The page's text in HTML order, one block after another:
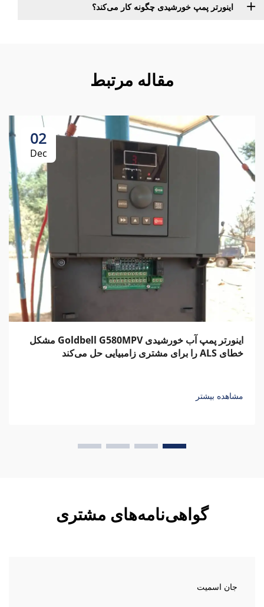
اینورتر پمپ خورشیدی چگونه کار می‌کند؟
مقاله مرتبط
02
Dec
اینورتر پمپ آب خورشیدی Goldbell G580MPV مشکل
خطای ALS را برای مشتری زامبیایی حل می‌کند
مشاهده بیشتر
گواهی‌نامه‌های مشتری
جان اسمیت